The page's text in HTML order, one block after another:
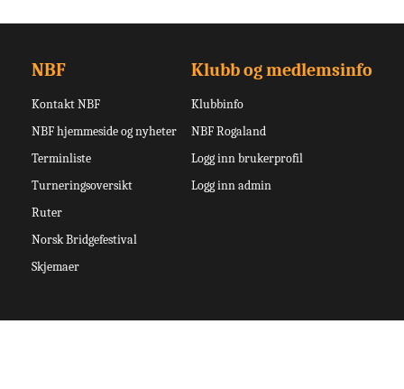
NBF
Kontakt NBF
NBF hjemmeside og nyheter
Terminliste
Turneringsoversikt
Ruter
Norsk Bridgefestival
Skjemaer
Klubb og medlemsinfo
Klubbinfo
NBF Rogaland
Logg inn brukerprofil
Logg inn admin